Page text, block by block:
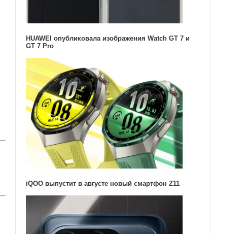
HUAWEI опубликовала изображения Watch GT 7 и
GT 7 Pro
iQOO выпустит в августе новый смартфон Z11